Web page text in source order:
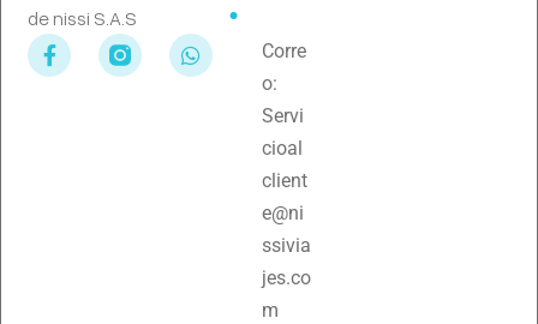
de nissi S.A.S
Corre
o:
Servi
cioal
client
e@ni
ssivia
jes.co
m